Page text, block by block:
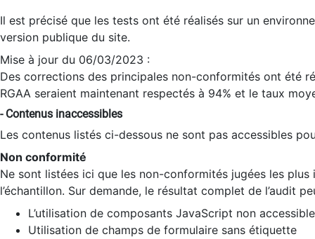
Il est précisé que les tests ont été réalisés sur un
version publique du site.
Mise à jour du 06/03/2023 :
Des corrections des principales non-conformités ont été
RGAA seraient maintenant respectés à 94% et le taux
- Contenus inaccessibles
Les contenus listés ci-dessous ne sont pas accessibles
Non conformité
Ne sont listées ici que les non-conformités jugées les
l’échantillon. Sur demande, le résultat complet de l’audit
L’utilisation de composants JavaScript non
Utilisation de champs de formulaire sans étiquette